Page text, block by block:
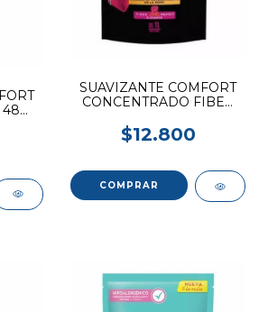
48
SUAVIZANTE COMFORT
CONCENTRADO FIBER
$12.800